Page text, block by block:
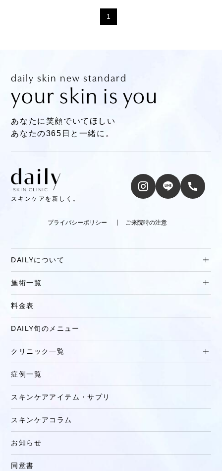
1
daily skin new standard
your skin is you
あなたに笑顔でいてほしい
あなたの365日と一緒に。
スキンケアを新しく。
プライバシーポリシー ご来院時の注意
DAILYについて
施術一覧
料金表
DAILY旬のメニュー
クリニック一覧
症例一覧
スキンケアアイテム・サプリ
スキンケアコラム
お知らせ
同意書